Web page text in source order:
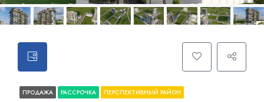
ПРОДАЖА РАССРОЧКА
ПЕРСПЕКТИВНЫЙ РАЙОН